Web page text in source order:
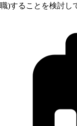
職)することを検討し